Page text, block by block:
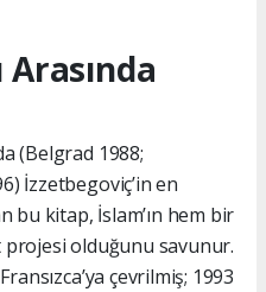
Arasında
(Belgrad 1988;
İzzetbegoviç’in en
kitap, İslam’ın hem bir
olduğunu savunur.
çevrilmiş; 1993